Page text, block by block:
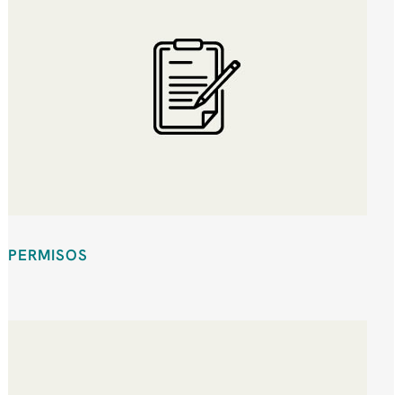
PERMISOS